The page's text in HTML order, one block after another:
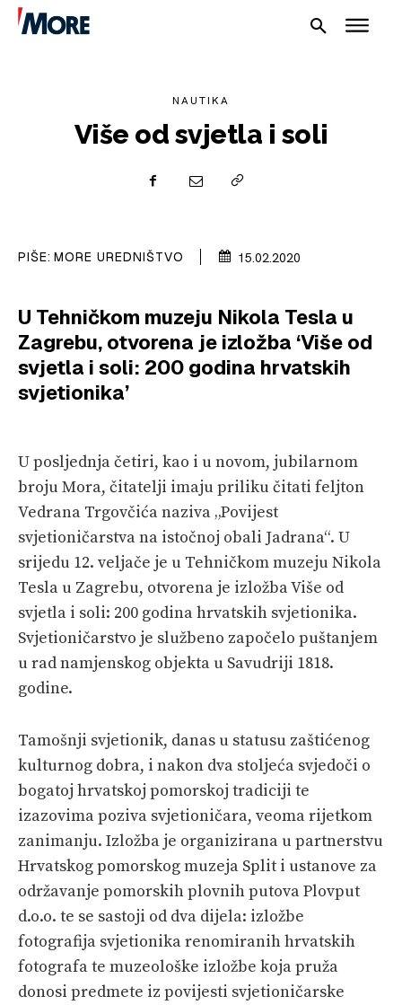
PLOVIDBA
SPIZA
VELIKE PRIČE
SHOP
NAUTIKA
Više od svjetla i soli
PIŠE: MORE UREDNIŠTVO 15.02.2020
U Tehničkom muzeju Nikola Tesla u
Zagrebu, otvorena je izložba ‘Više od
svjetla i soli: 200 godina hrvatskih
svjetionika’
U posljednja četiri, kao i u novom, jubilarnom
broju Mora, čitatelji imaju priliku čitati feljton
Vedrana Trgovčića naziva „Povijest
svjetioničarstva na istočnoj obali Jadrana“. U
srijedu 12. veljače je u Tehničkom muzeju Nikola
Tesla u Zagrebu, otvorena je izložba Više od
svjetla i soli: 200 godina hrvatskih svjetionika.
Svjetioničarstvo je službeno započelo puštanjem
u rad namjenskog objekta u Savudriji 1818.
godine.
Tamošnji svjetionik, danas u statusu zaštićenog
kulturnog dobra, i nakon dva stoljeća svjedoči o
bogatoj hrvatskoj pomorskoj tradiciji te
izazovima poziva svjetioničara, veoma rijetkom
zanimanju. Izložba je organizirana u partnerstvu
Hrvatskog pomorskog muzeja Split i ustanove za
održavanje pomorskih plovnih putova Plovput
d.o.o. te se sastoji od dva dijela: izložbe
fotografija svjetionika renomiranih hrvatskih
fotografa te muzeološke izložbe koja pruža
donosi predmete iz povijesti svjetioničarske